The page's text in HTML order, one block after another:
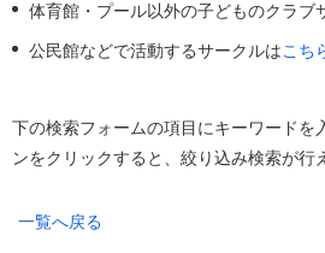
体育館・プール以外の子どものクラブ
公民館などで活動するサークルはこち
下の検索フォームの項目にキーワードを
ンをクリックすると、絞り込み検索が行
一覧へ戻る